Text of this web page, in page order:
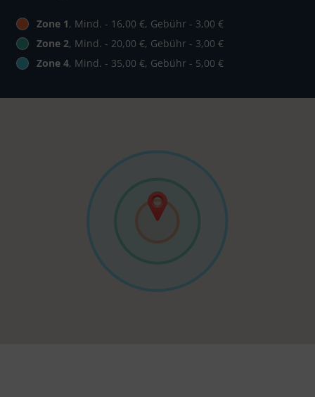
Zone 1, Mind. - 16,00 €, Gebühr - 3,00 €
Zone 2, Mind. - 20,00 €, Gebühr - 3,00 €
Zone 4, Mind. - 35,00 €, Gebühr - 5,00 €